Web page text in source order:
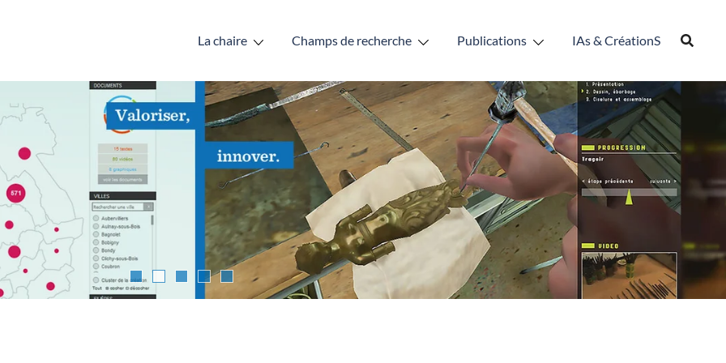
La chaire Champs de recherche Publications IAs & CréationS